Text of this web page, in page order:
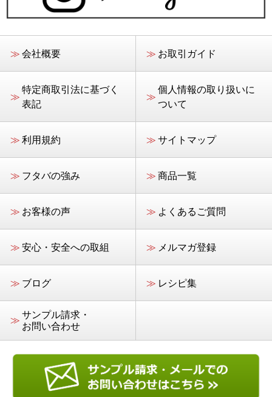
≫ 会社概要 ≫ お取引ガイド
≫
特定商取引法に基づく
表記
≫
個人情報の取り扱いに
ついて
≫ 利用規約 ≫ サイトマップ
≫ フタバの強み ≫ 商品一覧
≫ お客様の声 ≫ よくあるご質問
≫ 安心・安全への取組 ≫ メルマガ登録
≫ ブログ ≫ レシピ集
≫ サンプル請求・
お問い合わせ